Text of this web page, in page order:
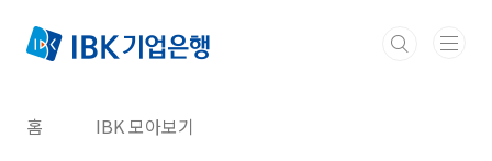
홈 IBK 모아보기